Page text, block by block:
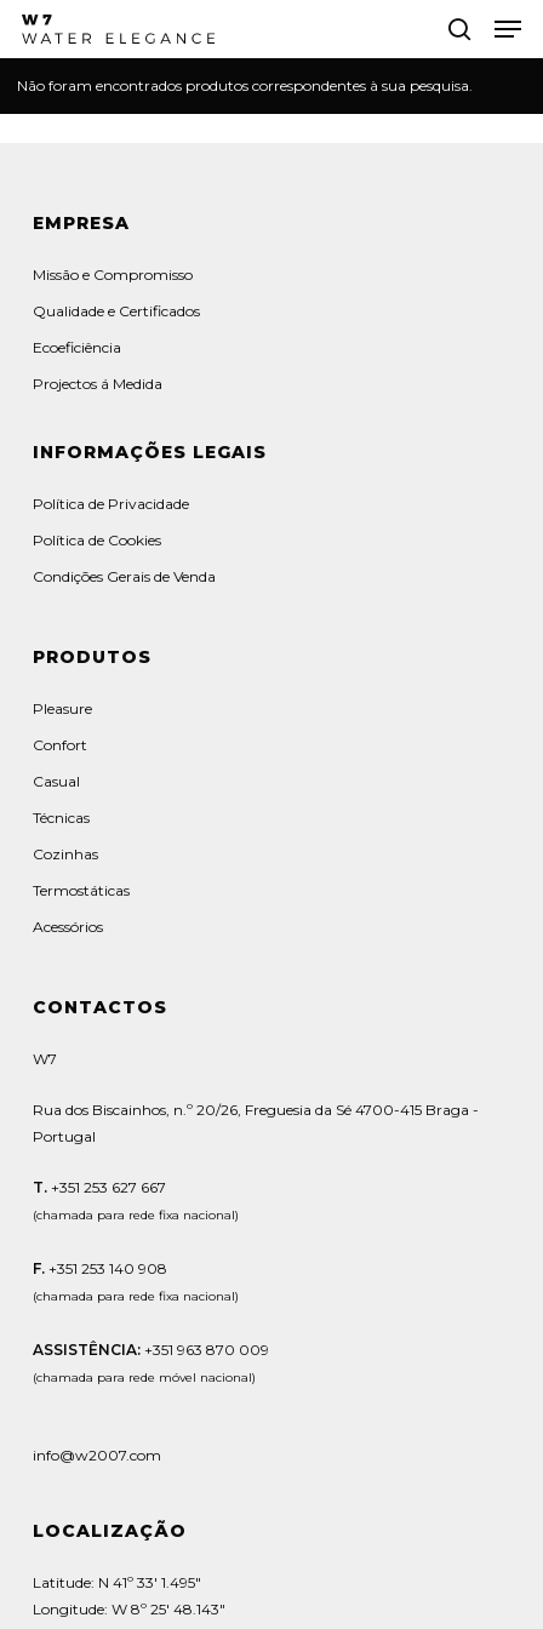
Skip
content
search
Não foram encontrados produtos correspondentes à sua pesquisa.
EMPRESA
Missão e Compromisso
Qualidade e Certificados
Ecoeficiência
Projectos á Medida
INFORMAÇÕES LEGAIS
Política de Privacidade
Política de Cookies
Condições Gerais de Venda
PRODUTOS
Pleasure
Confort
Casual
Técnicas
Cozinhas
Termostáticas
Acessórios
CONTACTOS
W7
Rua dos Biscainhos, n.º 20/26, Freguesia da Sé 4700-415 Braga -
Portugal
T.+351 253 627 667
(chamada para rede fixa nacional)
F. +351 253 140 908
(chamada para rede fixa nacional)
ASSISTÊNCIA: +351 963 870 009
(chamada para rede móvel nacional)
info@w2007.com
LOCALIZAÇÃO
Latitude: N 41º 33' 1.495"
Longitude: W 8º 25' 48.143"